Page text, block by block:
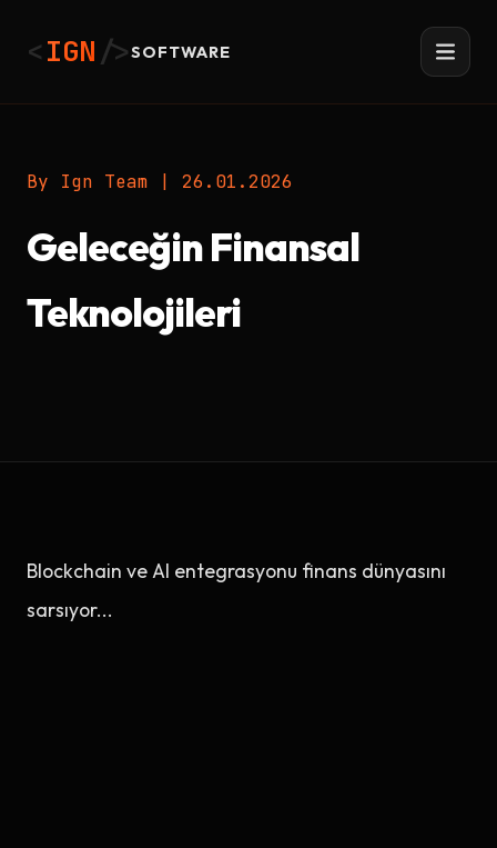
<IGN />SOFTWARE
By Ign Team 26.01.2026
Geleceğin Finansal
Teknolojileri
Blockchain ve AI entegrasyonu finans dünyasını
sarsıyor...